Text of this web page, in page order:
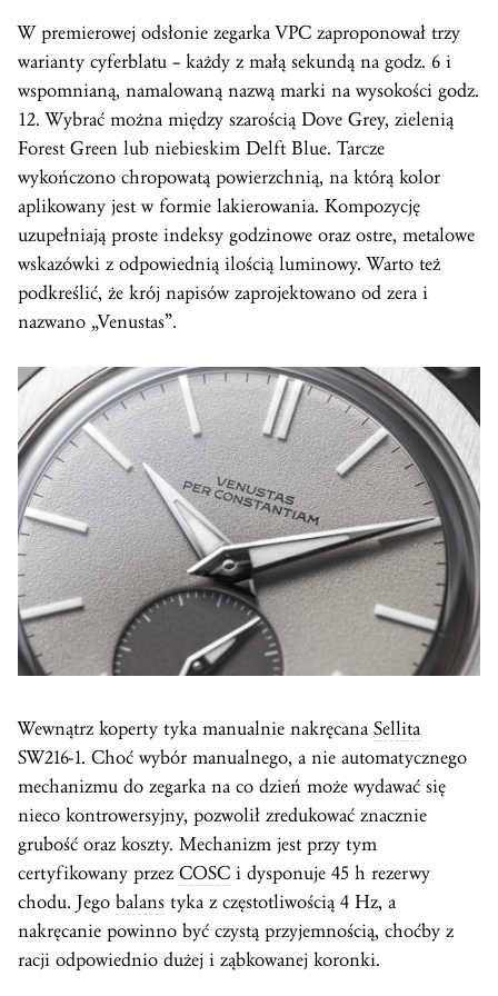
W premierowej odsłonie zegarka VPC zaproponował trzy
warianty cyferblatu – każdy z małą sekundą na godz. 6 i
wspomnianą, namalowaną nazwą marki na wysokości godz.
12. Wybrać można między szarością Dove Grey, zielenią
Forest Green lub niebieskim Delft Blue. Tarcze
wykończono chropowatą powierzchnią, na którą kolor
aplikowany jest w formie lakierowania. Kompozycję
uzupełniają proste indeksy godzinowe oraz ostre, metalowe
wskazówki z odpowiednią ilością luminowy. Warto też
podkreślić, że krój napisów zaprojektowano od zera i
nazwano „Venustas”.
Wewnątrz koperty tyka manualnie nakręcana Sellita
SW216-1. Choć wybór manualnego, a nie automatycznego
mechanizmu do zegarka na co dzień może wydawać się
nieco kontrowersyjny, pozwolił zredukować znacznie
grubość oraz koszty. Mechanizm jest przy tym
certyfikowany przez COSC i dysponuje 45 h rezerwy
chodu. Jego balans tyka z częstotliwością 4 Hz, a
nakręcanie powinno być czystą przyjemnością, choćby z
racji odpowiednio dużej i ząbkowanej koronki.